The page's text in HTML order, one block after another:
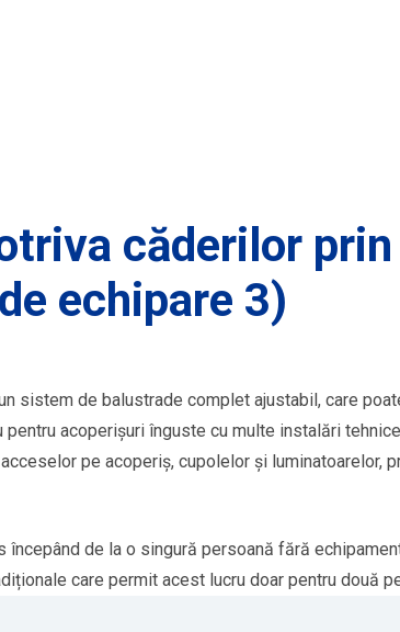
căderilor
echipare 3)
sistem de balustrade complet ajustabil, care
acoperișuri înguste cu multe instalări
pe acoperiș, cupolelor și luminatoarelor,
de la o singură persoană fără
care permit acest lucru doar pentru două